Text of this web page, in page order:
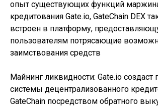
опыт существующих функций
кредитования Gate.io, GateChain DEX
встроен в платформу,
пользователям потрясающие
заимствования средств
Майнинг ликвидности: Gate.io создаст
системы децентрализованного
GateChain посредством обратного